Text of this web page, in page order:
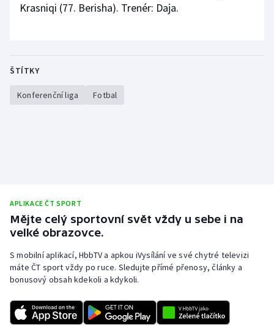
Krasniqi (77. Berisha). Trenér: Daja.
ŠTÍTKY
Konferenční liga Fotbal
APLIKACE ČT SPORT
Mějte celý sportovní svět vždy u sebe i na
velké obrazovce.
S mobilní aplikací, HbbTV a apkou iVysílání ve své chytré televizi
máte ČT sport vždy po ruce. Sledujte přímé přenosy, články a
bonusový obsah kdekoli a kdykoli.